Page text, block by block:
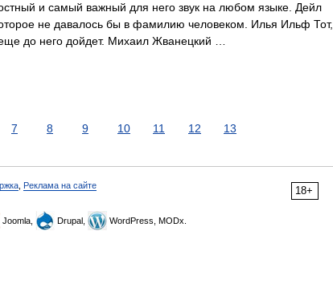
и самый важный для него звук на любом языке. Дейл
не давалось бы в фамилию человеком. Илья Ильф Тот,
до него дойдет. Михаил Жванецкий …
7 8 9 10 11 12 13
18+
Реклама на сайте
Joomla, Drupal, WordPress, MODx.